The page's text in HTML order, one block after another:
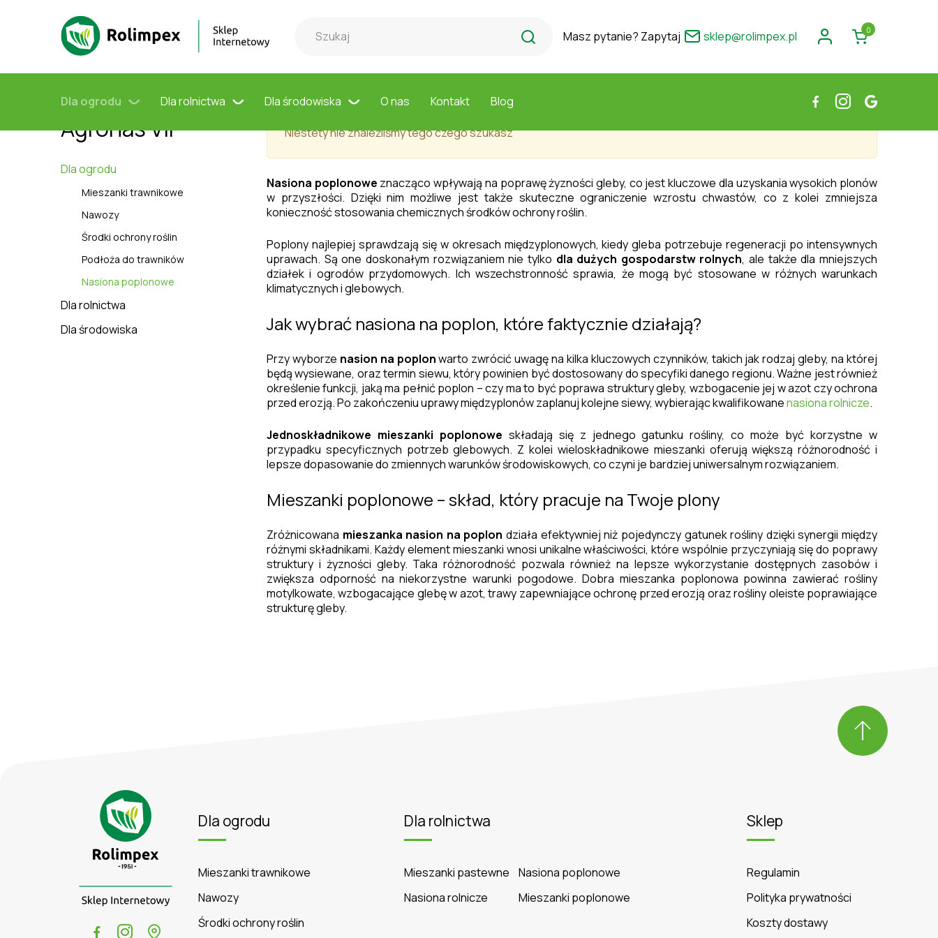
Masz pytanie? Zapytaj sklep@rolimpex.pl 0
Dla ogrodu Dla rolnictwa Dla środowiska O nas Kontakt Blog
Rolimpex Dla ogrodu
Nasiona
poplonowe -
Agronas VIP
Dla ogrodu
Mieszanki trawnikowe
Nawozy
Środki ochrony roślin
Podłoża do trawników
Nasiona poplonowe
Dla rolnictwa
Dla środowiska
Nasiona poplonowe - Agronas VIP
Niestety nie znaleźliśmy tego czego szukasz
Nasiona poplonowe znacząco wpływają na poprawę żyzności gleby, co jest kluczowe dla uzyskania wysokich plonów
w przyszłości. Dzięki nim możliwe jest także skuteczne ograniczenie wzrostu chwastów, co z kolei zmniejsza
konieczność stosowania chemicznych środków ochrony roślin.
Poplony najlepiej sprawdzają się w okresach międzyplonowych, kiedy gleba potrzebuje regeneracji po intensywnych
uprawach. Są one doskonałym rozwiązaniem nie tylko dla dużych gospodarstw rolnych, ale także dla mniejszych
działek i ogrodów przydomowych. Ich wszechstronność sprawia, że mogą być stosowane w różnych warunkach
klimatycznych i glebowych.
Jak wybrać nasiona na poplon, które faktycznie działają?
Przy wyborze nasion na poplonwarto zwrócić uwagę na kilka kluczowych czynników, takich jak rodzaj gleby, na której
będą wysiewane, oraz termin siewu, który powinien być dostosowany do specyfiki danego regionu. Ważne jest również
określenie funkcji, jaką ma pełnić poplon – czy ma to być poprawa struktury gleby, wzbogacenie jej w azot czy ochrona
przed erozją. Po zakończeniu uprawy międzyplonów zaplanuj kolejne siewy, wybierając kwalifikowanenasiona rolnicze.
Jednoskładnikowe mieszanki poplonowe składają się z jednego gatunku rośliny, co może być korzystne w
przypadku specyficznych potrzeb glebowych. Z kolei wieloskładnikowe mieszanki oferują większą różnorodność i
lepsze dopasowanie do zmiennych warunków środowiskowych, co czyni je bardziej uniwersalnym rozwiązaniem.
Mieszanki poplonowe – skład, który pracuje na Twoje plony
Zróżnicowana mieszanka nasion na poplon działa efektywniej niż pojedynczy gatunek rośliny dzięki synergii między
różnymi składnikami. Każdy element mieszanki wnosi unikalne właściwości, które wspólnie przyczyniają się do poprawy
struktury i żyzności gleby. Taka różnorodność pozwala również na lepsze wykorzystanie dostępnych zasobów i
zwiększa odporność na niekorzystne warunki pogodowe. Dobra mieszanka poplonowa powinna zawierać rośliny
motylkowate, wzbogacające glebę w azot, trawy zapewniające ochronę przed erozją oraz rośliny oleiste poprawiające
strukturę gleby.
Dla ogrodu
Mieszanki trawnikowe
Nawozy
Środki ochrony roślin
Dla rolnictwa
Mieszanki pastewne
Nasiona rolnicze
Nasiona poplonowe
Mieszanki poplonowe
Sklep
Regulamin
Polityka prywatności
Koszty dostawy